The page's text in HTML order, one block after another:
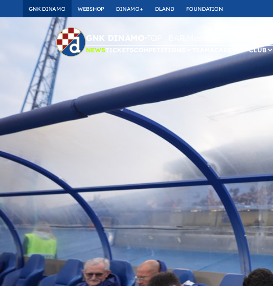
GNK DINAMO WEBSHOP DINAMO+ DLAND FOUNDATION
GNK DINAMO
NEWSTICKETS CLUB